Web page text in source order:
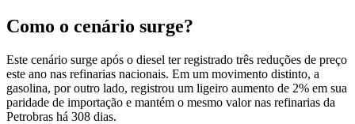
Como o cenário surge?
Este cenário surge após o diesel ter registrado três reduções de preço
este ano nas refinarias nacionais. Em um movimento distinto, a
gasolina, por outro lado, registrou um ligeiro aumento de 2% em sua
paridade de importação e mantém o mesmo valor nas refinarias da
Petrobras há 308 dias.